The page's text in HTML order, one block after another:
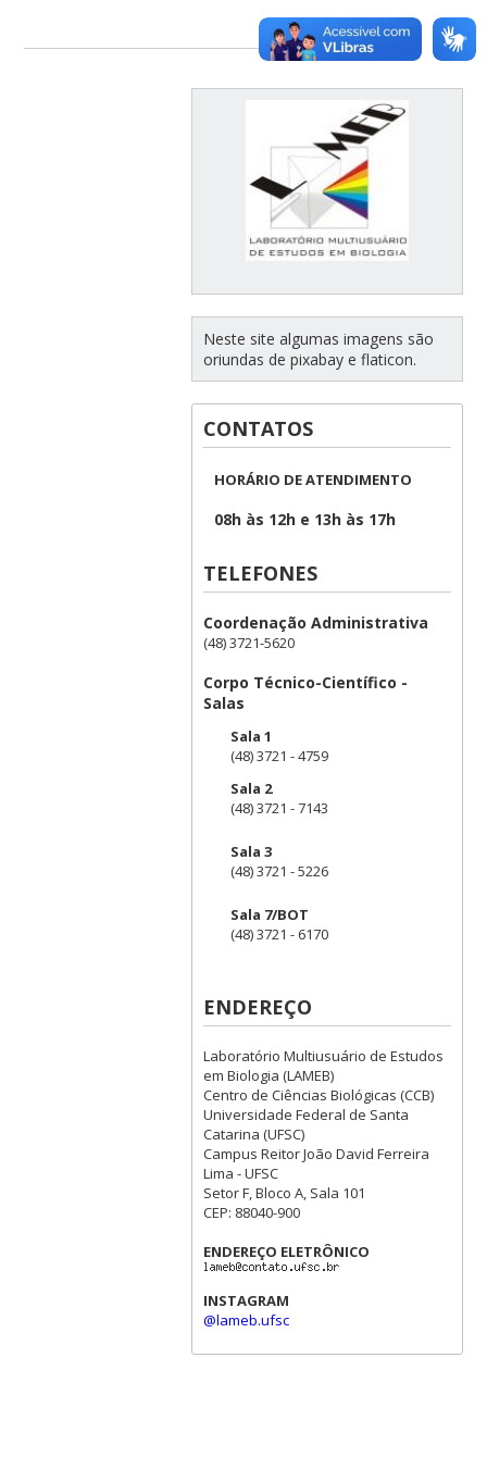
Neste site algumas imagens são
oriundas de pixabay e flaticon.
CONTATOS
HORÁRIO DE ATENDIMENTO
08h às 12h e 13h às 17h
TELEFONES
Coordenação Administrativa
(48) 3721-5620
Corpo Técnico-Científico -
Salas
Sala 1
(48) 3721 - 4759
Sala 2
(48) 3721 - 7143
Sala 3
(48) 3721 - 5226
Sala 7/BOT
(48) 3721 - 6170
ENDEREÇO
Laboratório Multiusuário de Estudos
em Biologia (LAMEB)
Centro de Ciências Biológicas (CCB)
Universidade Federal de Santa
Catarina (UFSC)
Campus Reitor João David Ferreira
Lima - UFSC
Setor F, Bloco A, Sala 101
CEP: 88040-900
ENDEREÇO ELETRÔNICO
INSTAGRAM
@lameb.ufsc